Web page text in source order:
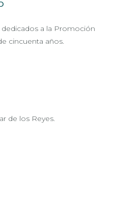
a la Promoción
cincuenta años.
de los Reyes.